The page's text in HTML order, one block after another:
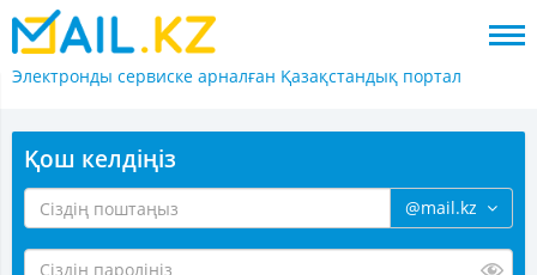
Электронды сервиске арналған Қазақстандық портал
Қош келдіңіз
@mail.kz